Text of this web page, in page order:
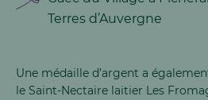
Terres d’Auvergne
Une médaille d’argent a
le Saint-Nectaire laitier Les